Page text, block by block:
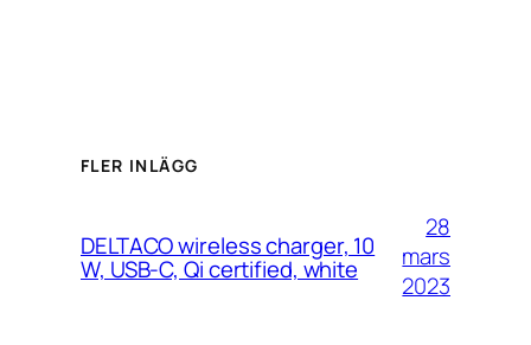
FLER INLÄGG
DELTACO wireless charger, 10
W, USB-C, Qi certified, white
28
mars
2023